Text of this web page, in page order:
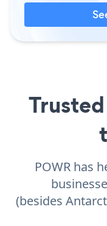
POWR has
(besides